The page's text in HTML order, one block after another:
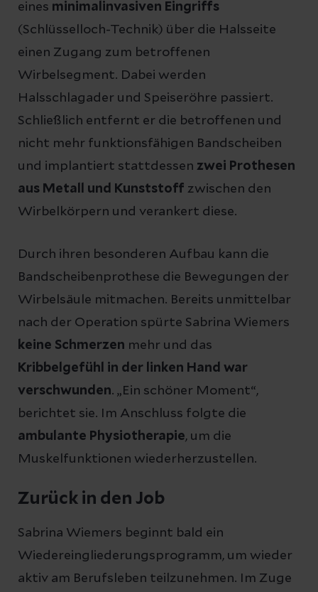
eines minimalinvasiven Eingriffs
(Schlüsselloch-Technik) über die Halsseite
einen Zugang zum betroffenen
Wirbelsegment. Dabei werden
Halsschlagader und Speiseröhre passiert.
Schließlich entfernt er die betroffenen und
nicht mehr funktionsfähigen Bandscheiben
und implantiert stattdessen zwei Prothesen
aus Metall und Kunststoff zwischen den
Wirbelkörpern und verankert diese.
Durch ihren besonderen Aufbau kann die
Bandscheibenprothese die Bewegungen der
Wirbelsäule mitmachen. Bereits unmittelbar
nach der Operation spürte Sabrina Wiemers
keine Schmerzen mehr und das
Kribbelgefühl in der linken Hand war
verschwunden. „Ein schöner Moment“,
berichtet sie. Im Anschluss folgte die
ambulante Physiotherapie, um die
Muskelfunktionen wiederherzustellen.
Zurück in den Job
Sabrina Wiemers beginnt bald ein
Wiedereingliederungsprogramm, um wieder
aktiv am Berufsleben teilzunehmen. Im Zuge